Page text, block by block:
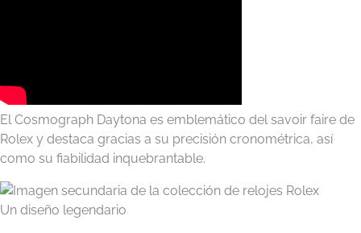
El Cosmograph Daytona es emblemático del savoir faire de
Rolex y destaca gracias a su precisión cronométrica, así
como su fiabilidad inquebrantable.
Un diseño legendario